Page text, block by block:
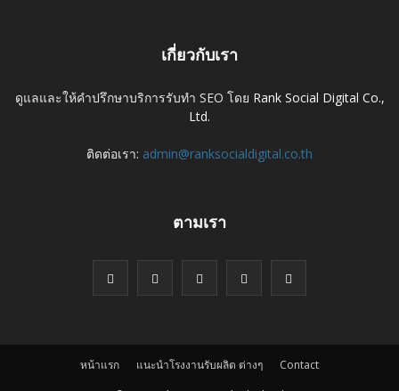
เกี่ยวกับเรา
ดูแลและให้คำปรึกษาบริการรับทำ SEO โดย Rank Social Digital Co.,
Ltd.
ติดต่อเรา: admin@ranksocialdigital.co.th
ตามเรา
หน้าแรก แนะนำโรงงานรับผลิต ต่างๆ
Contact